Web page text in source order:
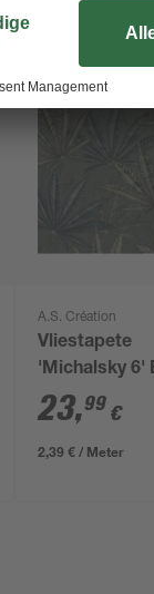
A.S. Création
Vliestapete
'Michalsky 6'
dunkelgrau
10,05 m
23,99 €
2,39 € / Meter